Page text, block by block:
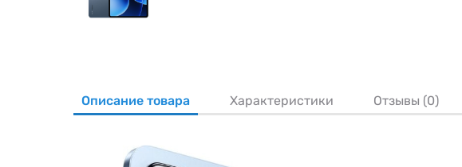
Описание товара Характеристики Отзывы (0)